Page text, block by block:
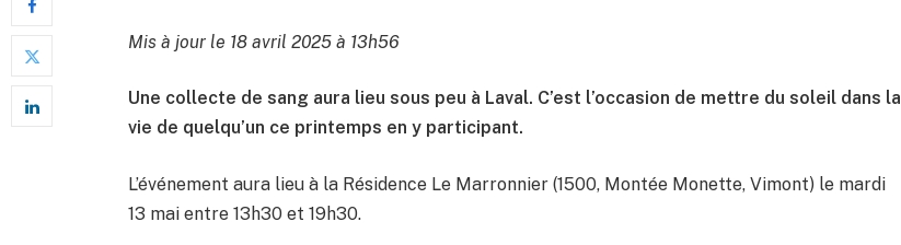
Mis à jour le 18 avril 2025 à 13h56
Une collecte de sang aura lieu sous peu à Laval. C’est l’occasion de mettre du soleil dans la
vie de quelqu’un ce printemps en y participant.
L’événement aura lieu à la Résidence Le Marronnier (1500, Montée Monette, Vimont) le mardi
13 mai entre 13h30 et 19h30.